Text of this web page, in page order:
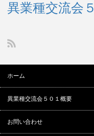
異業種交流会
ホーム
異業種交流会５０１概要
お問い合わせ